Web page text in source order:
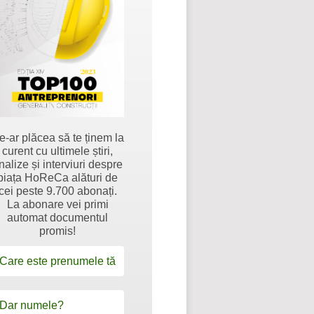
ar plăcea să te ținem la
curent cu ultimele știri,
și interviuri despre
HoReCa alături de
peste 9.700 abonați.
La abonare vei primi
automat documentul
promis!